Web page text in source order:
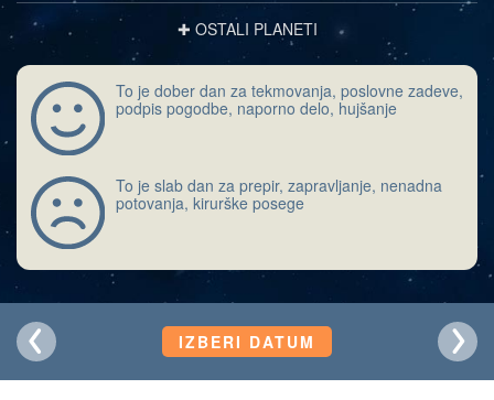
✚ OSTALI PLANETI
To je dober dan za tekmovanja, poslovne zadeve,
podpis pogodbe, naporno delo, hujšanje
To je slab dan za prepir, zapravljanje, nenadna
potovanja, kirurške posege
IZBERI DATUM